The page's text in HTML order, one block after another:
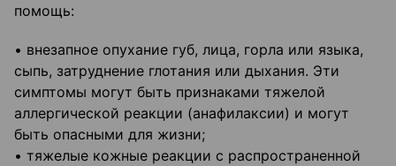
помощь:
• внезапное опухание губ, лица, горла или языка,
сыпь, затруднение глотания или дыхания. Эти
симптомы могут быть признаками тяжелой
аллергической реакции (анафилаксии) и могут
быть опасными для жизни;
• тяжелые кожные реакции с распространенной